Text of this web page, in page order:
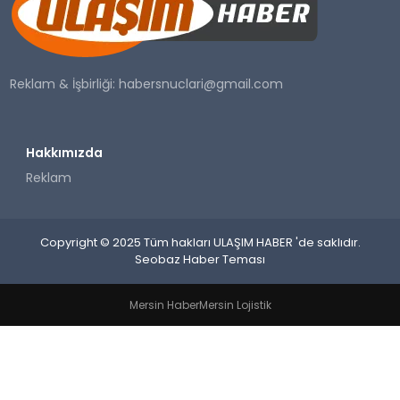
SAĞLIK
YAŞAM
Reklam & İşbirliği:habersnuclari@gmail.com
Hakkımızda
Reklam
Copyright © 2025 Tüm hakları ULAŞIM HABER 'de saklıdır.
Seobaz Haber Teması
Mersin HaberMersin Lojistik